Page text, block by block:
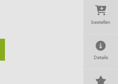
bestellen
Details